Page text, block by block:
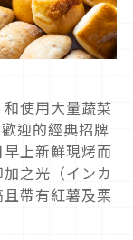
使用大量蔬菜
迎的經典招牌
上新鮮現烤而
之光（インカ
帶有紅薯及栗